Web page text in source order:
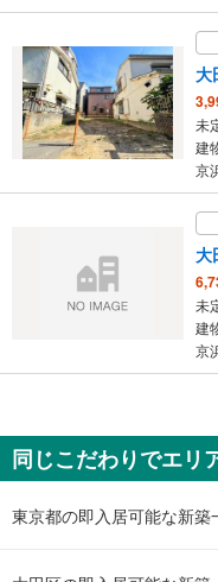
大
未
建
京
大
未
建
京
大
未定
建
同じこだわりでエリ
東京都の即入居可能な新築